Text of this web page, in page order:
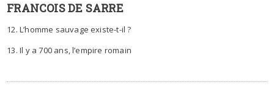
FRANCOIS DE SARRE
12. L’homme sauvage existe-t-il ?
13. Il y a 700 ans, l’empire romain